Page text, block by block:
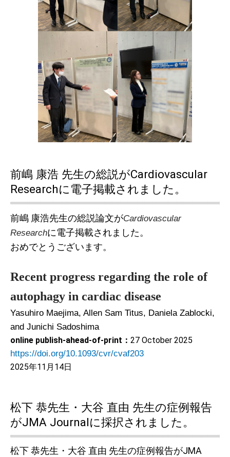
前嶋 康浩 先生の総説がCardiovascular
Researchに電子掲載されました。
前嶋 康浩先生の総説論文がCardiovascular
Researchに電子掲載されました。
おめでとうございます。
Recent progress regarding the role of
autophagy in cardiac disease
Yasuhiro Maejima, Allen Sam Titus, Daniela Zablocki,
and Junichi Sadoshima
online publish-ahead-of-print： 27 October 2025
https://doi.org/10.1093/cvr/cvaf203
2025年11月14日
松下 恭先生・大谷 直由 先生の症例報告
がJMA Journalに採択されました。
松下 恭先生・大谷 直由 先生の症例報告がJMA